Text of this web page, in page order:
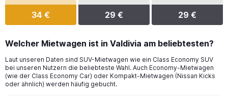
34 € 29 € 29 €
Welcher Mietwagen ist in Valdivia am beliebtesten?
Laut unseren Daten sind SUV-Mietwagen wie ein Class Economy SUV
bei unseren Nutzern die beliebteste Wahl. Auch Economy-Mietwagen
(wie der Class Economy Car) oder Kompakt-Mietwagen (Nissan Kicks
oder ähnlich) werden häufig gebucht.